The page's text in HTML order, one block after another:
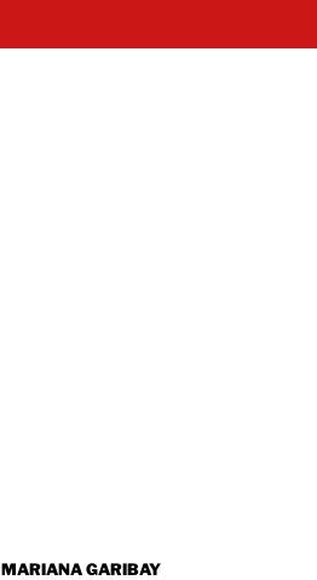
MARIANA GARIBAY